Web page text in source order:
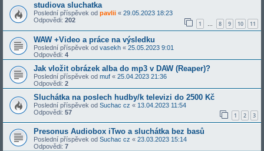
studiova sluchatka
Poslední příspěvek od pavlii « 29.05.2023 18:23
Odpovědi: 202 1 … 8 9 10 11
WAW +Video a práce na výsledku
Poslední příspěvek od vasekh « 25.05.2023 9:01
Odpovědi: 4
Jak vložit obrázek alba do mp3 v DAW (Reaper)?
Poslední příspěvek od muf « 25.04.2023 21:36
Odpovědi: 2
Sluchátka na poslech hudby/k televizi do 2500 Kč
Poslední příspěvek od Suchac cz « 13.04.2023 11:54
Odpovědi: 57 1 2 3
Presonus Audiobox iTwo a sluchátka bez basů
Poslední příspěvek od Suchac cz « 23.03.2023 15:14
Odpovědi: 7